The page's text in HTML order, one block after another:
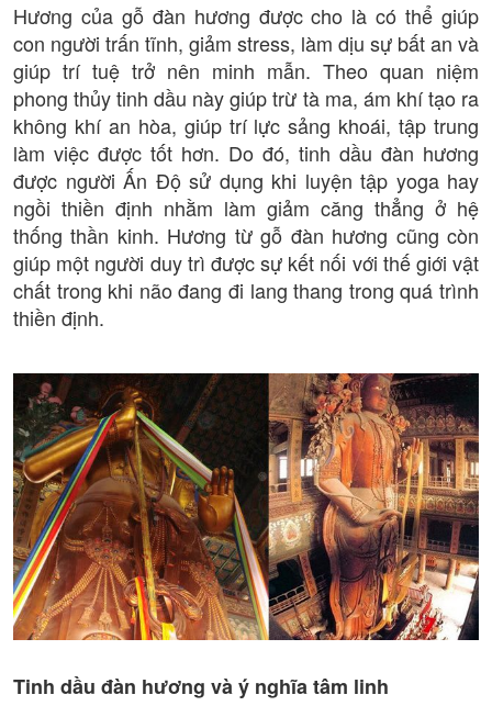
Hương của gỗ đàn hương được cho là có thể giúp
con người trấn tĩnh, giảm stress, làm dịu sự bất an và
giúp trí tuệ trở nên minh mẫn. Theo quan niệm
phong thủy tinh dầu này giúp trừ tà ma, ám khí tạo ra
không khí an hòa, giúp trí lực sảng khoái, tập trung
làm việc được tốt hơn. Do đó, tinh dầu đàn hương
được người Ấn Độ sử dụng khi luyện tập yoga hay
ngồi thiền định nhằm làm giảm căng thẳng ở hệ
thống thần kinh. Hương từ gỗ đàn hương cũng còn
giúp một người duy trì được sự kết nối với thế giới vật
chất trong khi não đang đi lang thang trong quá trình
thiền định.
Tinh dầu đàn hương và ý nghĩa tâm linh